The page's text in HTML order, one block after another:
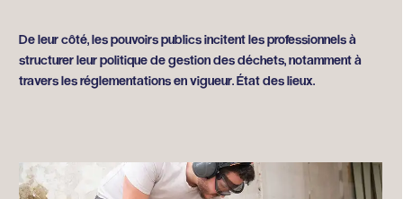
De leur côté, les pouvoirs publics incitent les professionnels à
structurer leur politique de gestion des déchets, notamment à
travers les réglementations en vigueur. État des lieux.